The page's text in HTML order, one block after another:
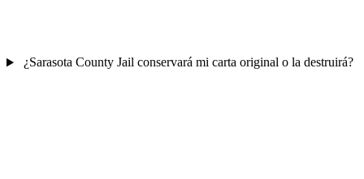
¿Sarasota County Jail conservará mi carta original o la destruirá?